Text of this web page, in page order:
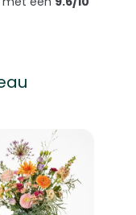
de carrousel is